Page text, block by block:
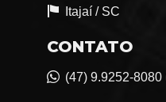
Itajaí / SC
CONTATO
(47) 9.9252-8080